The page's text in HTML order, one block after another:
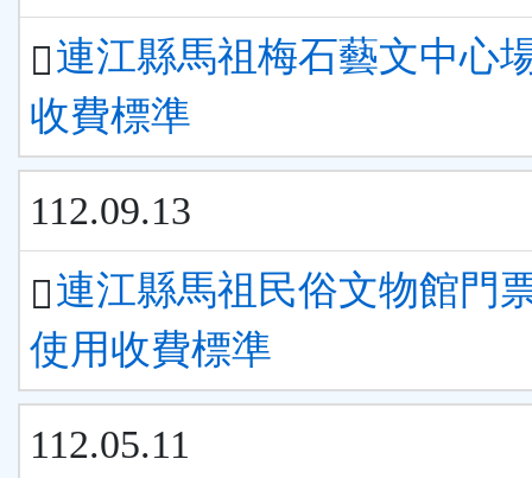
連江縣馬祖梅石藝文中心
收費標準
112.09.13
連江縣馬祖民俗文物館門
使用收費標準
112.05.11